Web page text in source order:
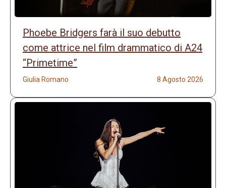
Phoebe Bridgers farà il suo debutto
come attrice nel film drammatico di A24
“Primetime”
Giulia Romano 8 Agosto 2026